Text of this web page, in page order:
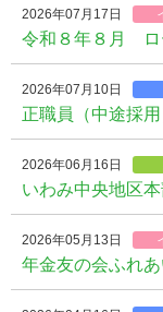
2026年07月17日
令和８年８月 ロ
2026年07月10日
正職員（中途採
2026年06月16日
いわみ中央地区
2026年05月13日
年金友の会ふれ